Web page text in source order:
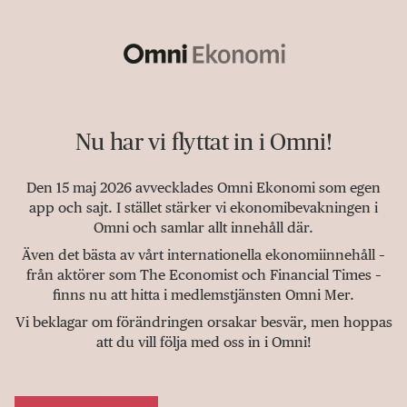
Nu har vi flyttat in i Omni!
Den 15 maj 2026 avvecklades Omni Ekonomi som egen
app och sajt. I stället stärker vi ekonomibevakningen i
Omni och samlar allt innehåll där.
Även det bästa av vårt internationella ekonomiinnehåll –
från aktörer som The Economist och Financial Times –
finns nu att hitta i medlemstjänsten Omni Mer.
Vi beklagar om förändringen orsakar besvär, men hoppas
att du vill följa med oss in i Omni!